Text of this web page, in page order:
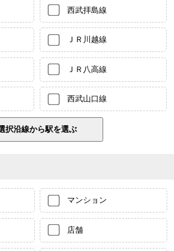
西武拝島線
ＪＲ川越線
ＪＲ八高線
西武山口線
マンション
店舗